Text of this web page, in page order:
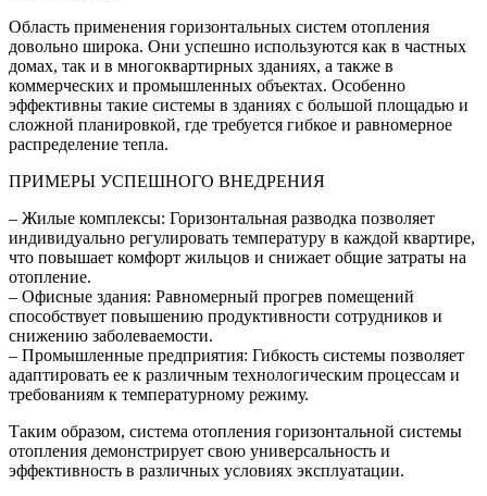
Область применения горизонтальных систем отопления
довольно широка. Они успешно используются как в частных
домах, так и в многоквартирных зданиях, а также в
коммерческих и промышленных объектах. Особенно
эффективны такие системы в зданиях с большой площадью и
сложной планировкой, где требуется гибкое и равномерное
распределение тепла.
ПРИМЕРЫ УСПЕШНОГО ВНЕДРЕНИЯ
– Жилые комплексы: Горизонтальная разводка позволяет
индивидуально регулировать температуру в каждой квартире,
что повышает комфорт жильцов и снижает общие затраты на
отопление.
– Офисные здания: Равномерный прогрев помещений
способствует повышению продуктивности сотрудников и
снижению заболеваемости.
– Промышленные предприятия: Гибкость системы позволяет
адаптировать ее к различным технологическим процессам и
требованиям к температурному режиму.
Таким образом, система отопления горизонтальной системы
отопления демонстрирует свою универсальность и
эффективность в различных условиях эксплуатации.